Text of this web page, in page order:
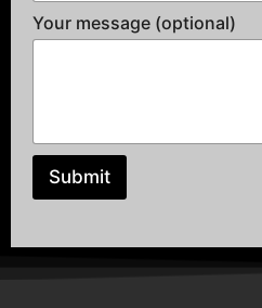
Your message (optional)
Submit